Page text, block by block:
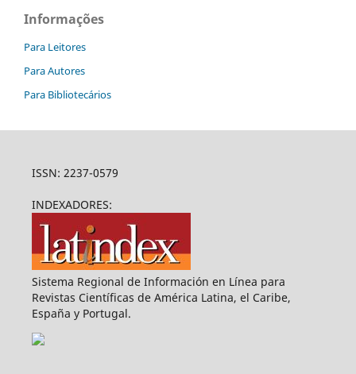
Informações
Para Leitores
Para Autores
Para Bibliotecários
ISSN: 2237-0579
INDEXADORES:
Sistema Regional de Información en Línea para
Revistas Científicas de América Latina, el Caribe,
España y Portugal.